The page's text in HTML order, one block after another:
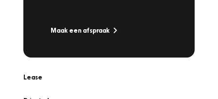
Maak een afspraak
Lease